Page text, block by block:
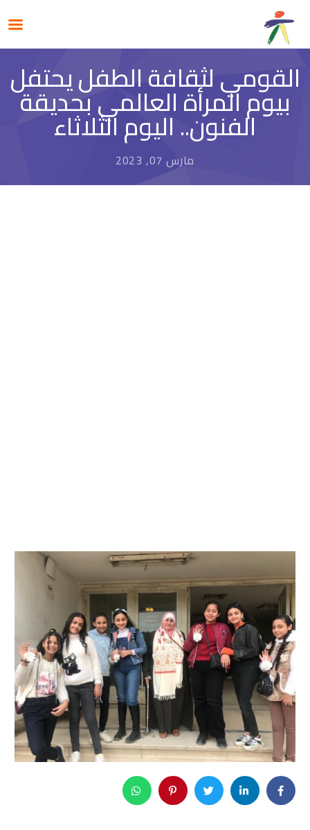
القومي لثقافة الطفل يحتفل
بيوم المرأة العالمي بحديقة
الفنون.. اليوم الثلاثاء
مارس 07, 2023